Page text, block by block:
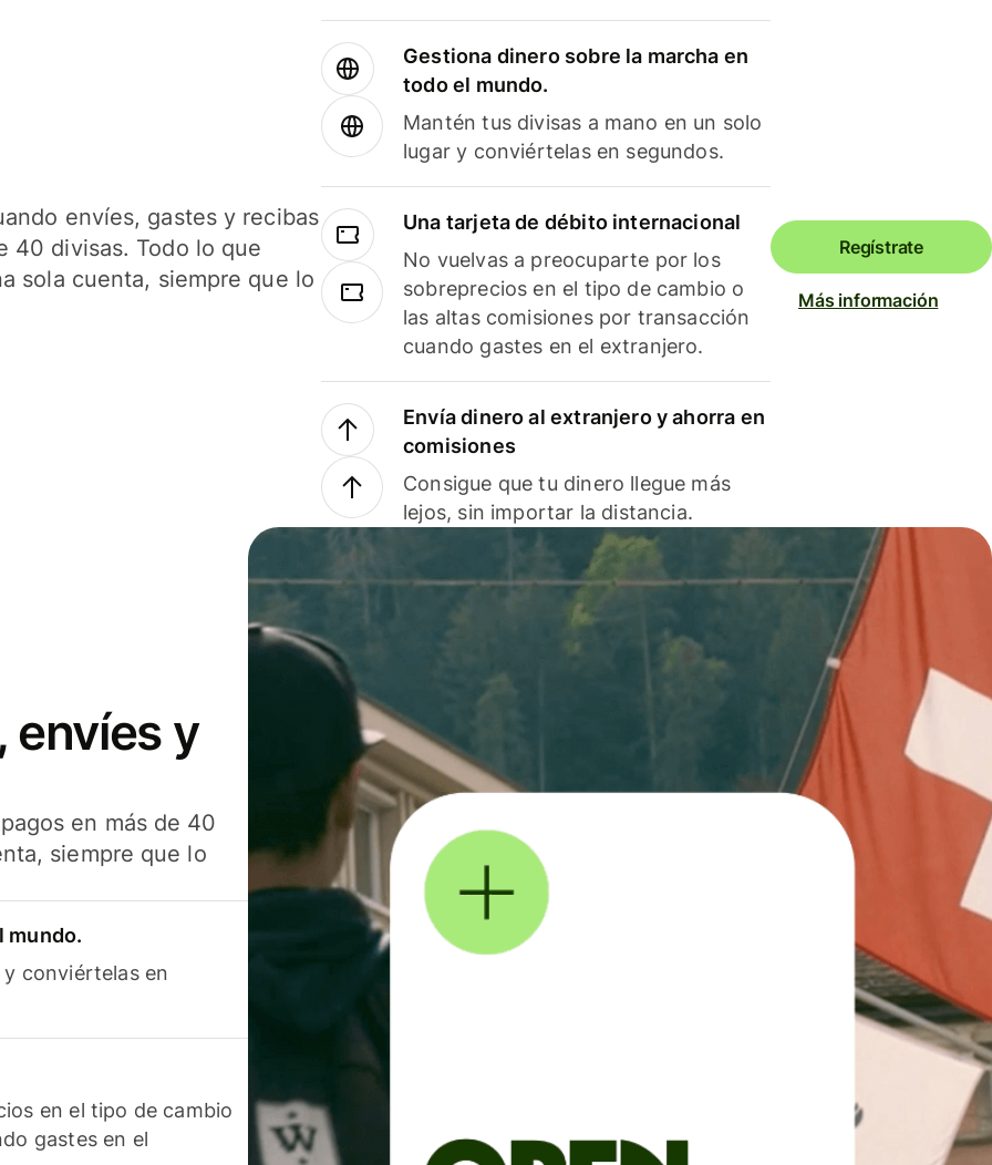
envíes, gastes y recibas
40 divisas. Todo lo que
sola cuenta, siempre que lo
Gestiona dinero sobre la marcha en
todo el mundo.
Mantén tus divisas a mano en un solo
lugar y conviértelas en segundos.
Una tarjeta de débito internacional
No vuelvas a preocuparte por los
sobreprecios en el tipo de cambio o
las altas comisiones por transacción
cuando gastes en el extranjero.
Envía dinero al extranjero y ahorra en
comisiones
Consigue que tu dinero llegue más
lejos, sin importar la distancia.
Regístrate
Más información
envíes y
en más de 40
siempre que lo
mundo.
conviértelas en
en el tipo de cambio
gastes en el